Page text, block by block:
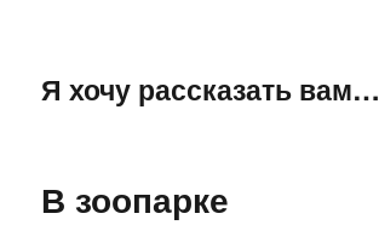
Я хочу рассказать вам…
В зоопарке